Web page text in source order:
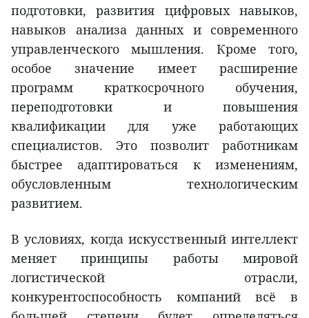
подготовки, развития цифровых навыков,
навыков анализа данных и современного
управленческого мышления. Кроме того,
особое значение имеет расширение
программ краткосрочного обучения,
переподготовки и повышения
квалификации для уже работающих
специалистов. Это позволит работникам
быстрее адаптироваться к изменениям,
обусловленным технологическим
развитием.
В условиях, когда искусственный интеллект
меняет принципы работы мировой
логистической отрасли,
конкурентоспособность компаний всё в